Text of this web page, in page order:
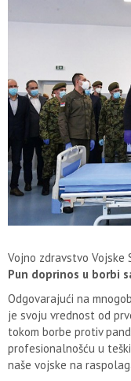
Vojno zdravstvo Vojske
Pun doprinos u borbi
Odgovarajući na
je svoju vrednost od
tokom borbe protiv
profesionalnošću u
naše vojske na